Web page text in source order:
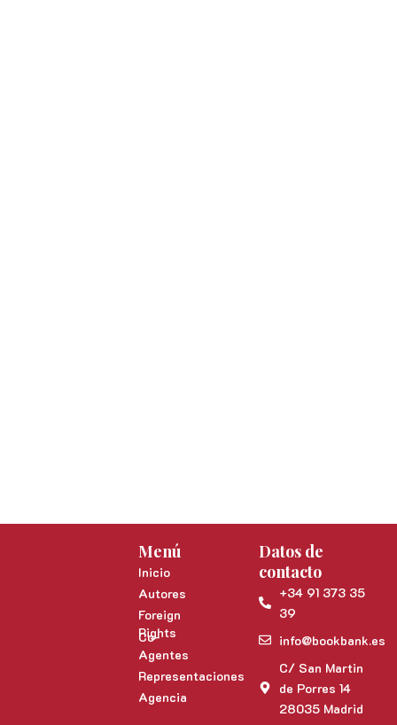
Menú
Inicio
Autores
Foreign
Rights
Co-
Agentes
Representaciones
Agencia
Datos de
contacto
+34 91 373 35
39
info@bookbank.es
C/ San Martin
de Porres 14
28035 Madrid